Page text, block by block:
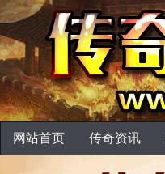
网站首页 传奇资讯